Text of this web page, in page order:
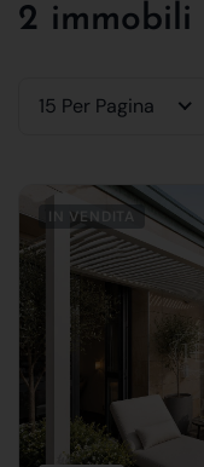
2
15 Per Pagina
IN VENDITA